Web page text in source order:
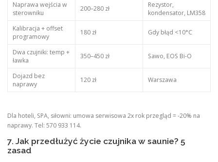
Naprawa wejścia w
sterowniku
200–280 zł
Rezystor,
kondensator, LM358
Kalibracja + offset
programowy
180 zł Gdy błąd <10°C
Dwa czujniki: temp +
ławka
350–450 zł Sawo, EOS Bi-O
Dojazd bez
naprawy
120 zł Warszawa
Dla hoteli, SPA, siłowni: umowa serwisowa 2x rok przegląd = -20% na
naprawy. Tel: 570 933 114.
7. Jak przedłużyć życie czujnika w saunie? 5
zasad